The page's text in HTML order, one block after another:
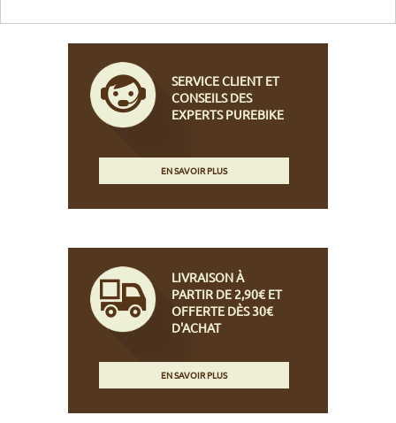
SERVICE CLIENT ET
CONSEILS DES
EXPERTS PUREBIKE
EN SAVOIR PLUS
LIVRAISON À
PARTIR DE 2,90€ ET
OFFERTE DÈS 30€
D'ACHAT
EN SAVOIR PLUS